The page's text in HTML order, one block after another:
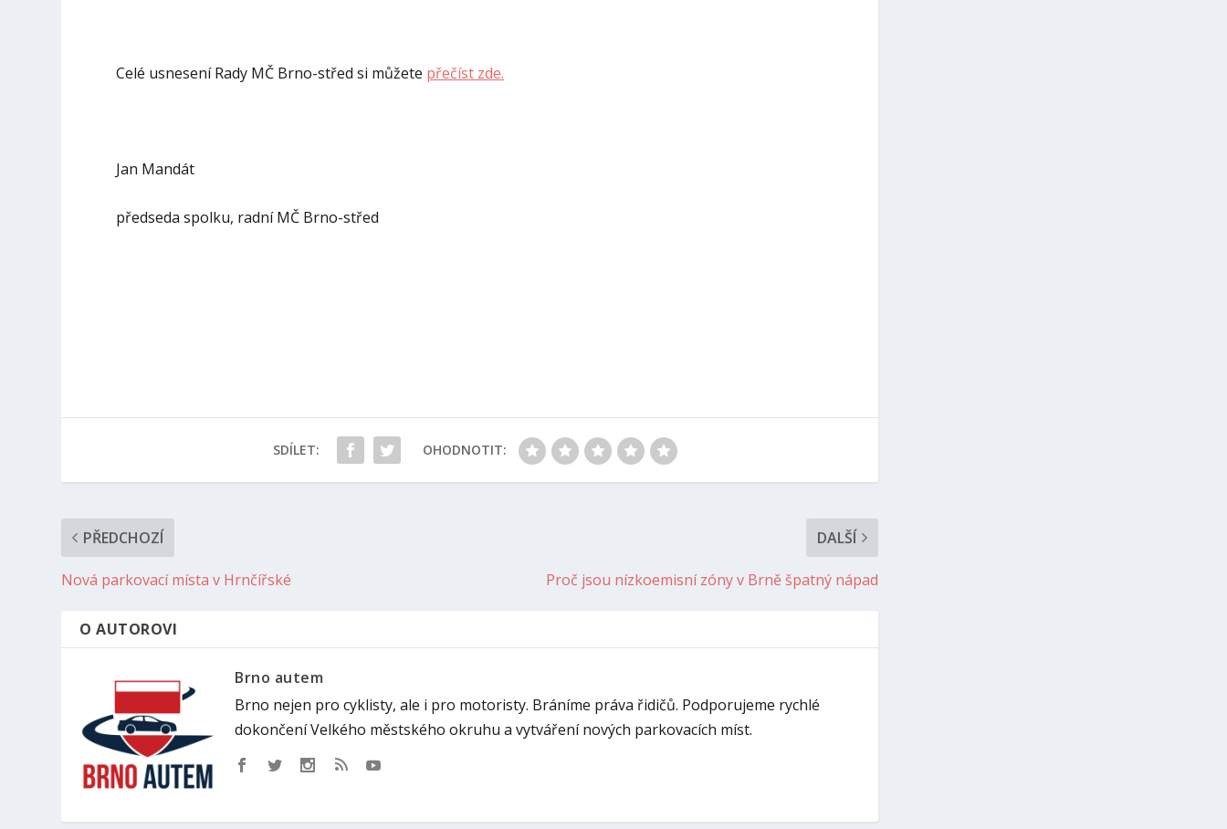
Celé usnesení Rady MČ Brno-střed si můžete přečíst zde.
Jan Mandát
předseda spolku, radní MČ Brno-střed
SDÍLET: OHODNOTIT:
PŘEDCHOZÍ
Nová parkovací místa v Hrnčířské
DALŠÍ
Proč jsou nízkoemisní zóny v Brně špatný nápad
O AUTOROVI
Brno autem
Brno nejen pro cyklisty, ale i pro motoristy. Bráníme práva řidičů. Podporujeme rychlé
dokončení Velkého městského okruhu a vytváření nových parkovacích míst.